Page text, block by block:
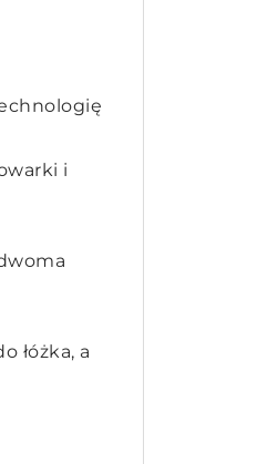
i
łóżka, a